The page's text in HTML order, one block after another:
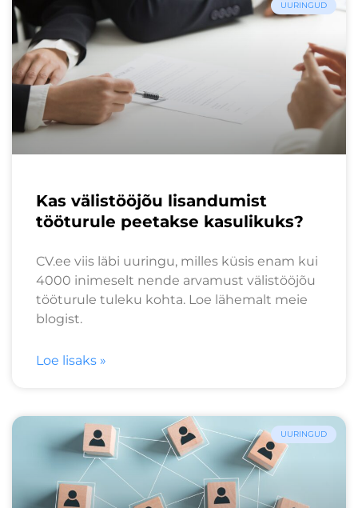
UURINGUD
Kas välistööjõu lisandumist
tööturule peetakse kasulikuks?
CV.ee viis läbi uuringu, milles küsis enam kui
4000 inimeselt nende arvamust välistööjõu
tööturule tuleku kohta. Loe lähemalt meie
blogist.
Loe lisaks »
UURINGUD